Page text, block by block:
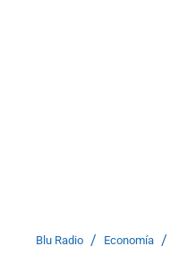
Blu Radio / Economía /